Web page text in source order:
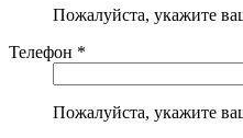
Пожалуйста, укажите
Телефон *
Пожалуйста, укажите